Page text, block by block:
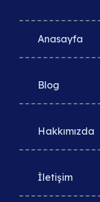
Anasayfa
Blog
Hakkımızda
İletişim